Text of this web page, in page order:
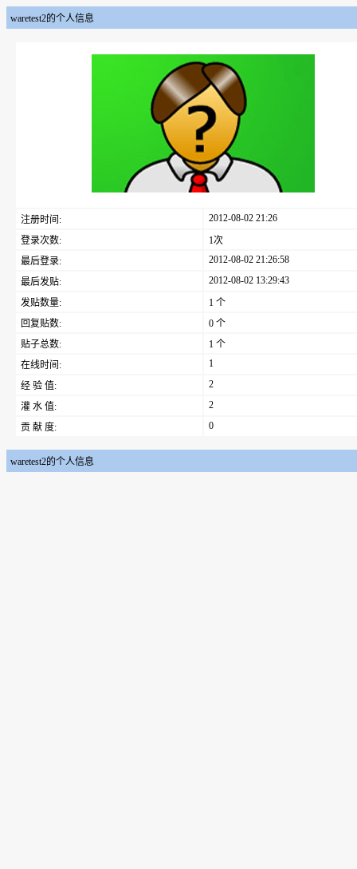
waretest2的个人信息
注册时间:
2012-08-02 21:26
登录次数:
1次
最后登录:
2012-08-02 21:26:58
最后发贴:
2012-08-02 13:29:43
发贴数量:
1 个
回复贴数:
0 个
贴子总数:
1 个
在线时间:
1
经 验 值:
2
灌 水 值:
2
贡 献 度:
0
waretest2的个人信息